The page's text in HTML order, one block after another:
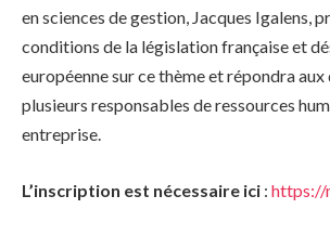
en sciences de gestion, Jacques Igalens,
conditions de la législation française et
européenne sur ce thème et répondra
plusieurs responsables de ressources
entreprise.
L’inscription est nécessaire ici : https://